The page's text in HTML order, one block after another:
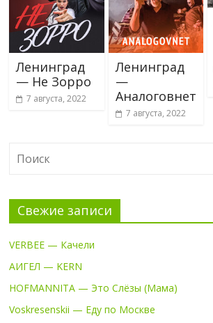
Ленинград
— Не Зорро
7 августа, 2022
Ленинград
—
Аналоговнет
7 августа, 2022
Свежие записи
VERBEE — Качели
АИГЕЛ — KERN
HOFMANNITA — Это Слёзы (Мама)
Voskresenskii — Еду по Москве